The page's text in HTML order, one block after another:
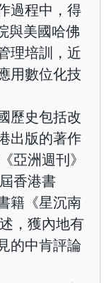
過程中，得
與美國哈佛
理培訓，近
用數位化技
歷史包括改
出版的著作
亞洲週刊》
香港書
籍《星沉南
，獲內地有
的中肯評論